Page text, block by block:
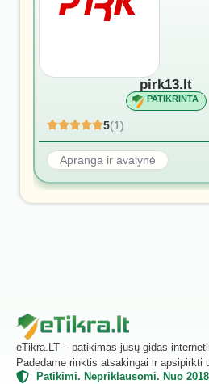
pirk13.lt
PATIKRINTA
5(1)
Apranga ir avalynė
eTikra.LT – patikimas jūsų gidas
Padedame rinktis atsakingai ir apsipirkti
Patikimi. Nepriklausomi. Nuo